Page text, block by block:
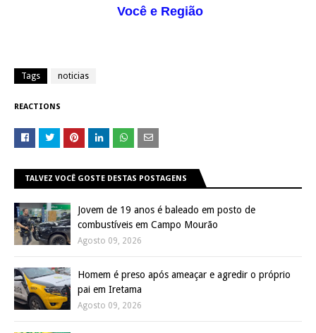
Você e Região
Tags noticias
REACTIONS
TALVEZ VOCÊ GOSTE DESTAS POSTAGENS
Jovem de 19 anos é baleado em posto de
combustíveis em Campo Mourão
Agosto 09, 2026
Homem é preso após ameaçar e agredir o próprio
pai em Iretama
Agosto 09, 2026